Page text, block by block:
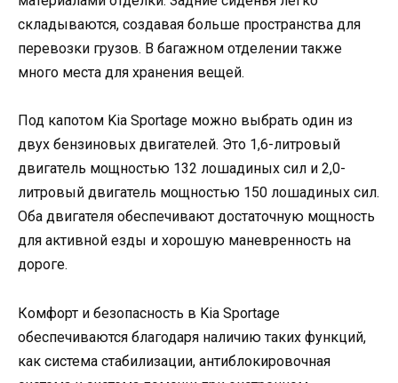
складываются, создавая больше пространства для
перевозки грузов. В багажном отделении также
много места для хранения вещей.
Под капотом Kia Sportage можно выбрать один из
двух бензиновых двигателей. Это 1,6-литровый
двигатель мощностью 132 лошадиных сил и 2,0-
литровый двигатель мощностью 150 лошадиных сил.
Оба двигателя обеспечивают достаточную мощность
для активной езды и хорошую маневренность на
дороге.
Комфорт и безопасность в Kia Sportage
обеспечиваются благодаря наличию таких функций,
как система стабилизации, антиблокировочная